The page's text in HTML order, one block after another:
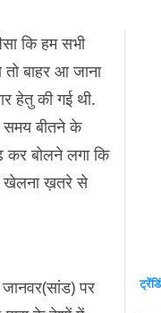
कि हम सभी
बाहर आ जाना
हेतु की गई थी.
समय बीतने के
कर बोलने लगा कि
खेलना ख़तरे से
पर